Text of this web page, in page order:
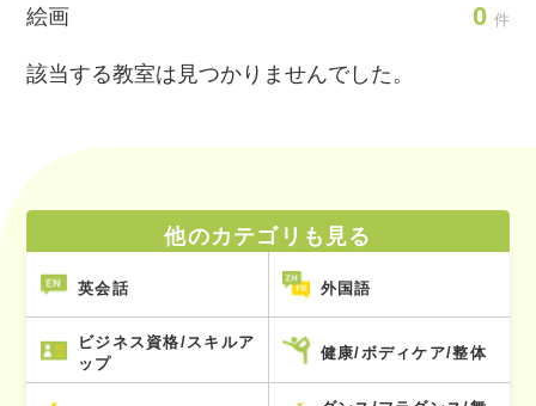
絵画 0 件
該当する教室は見つかりませんでした。
他のカテゴリも見る
英会話 外国語
ビジネス資格/スキルア
ップ
健康/ボディケア/整体